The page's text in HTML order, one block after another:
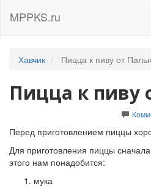
MPPKS.ru
Хавчик Пицца к пиву от
Пицца к пиву
Перед приготовлением пиццы
Для приготовления пиццы
этого нам понадобится:
мука